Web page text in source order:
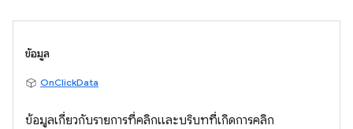
ข้อมูล
OnClickData
ข้อมูลเกี่ยวกับรายการที่คลิกและบริบทที่เกิดการคลิก